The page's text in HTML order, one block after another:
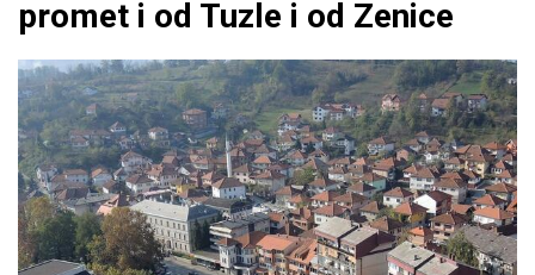
promet i od Tuzle i od Zenice